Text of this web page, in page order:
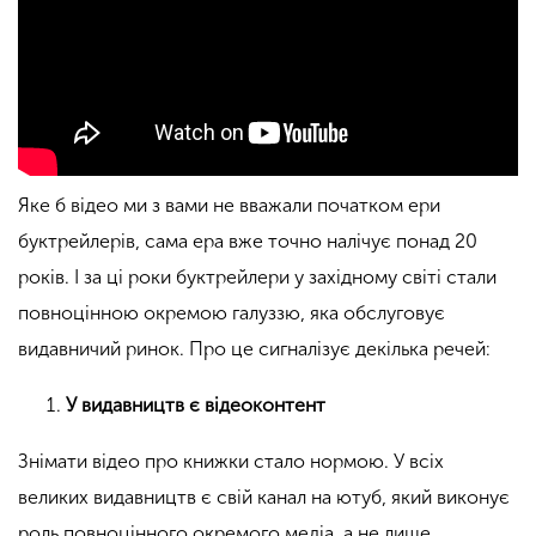
Яке б відео ми з вами не вважали початком ери
буктрейлерів, сама ера вже точно налічує понад 20
років. І за ці роки буктрейлери у західному світі стали
повноцінною окремою галуззю, яка обслуговує
видавничий ринок. Про це сигналізує декілька речей:
У видавництв є відеоконтент
Знімати відео про книжки стало нормою. У всіх
великих видавництв є свій канал на ютуб, який виконує